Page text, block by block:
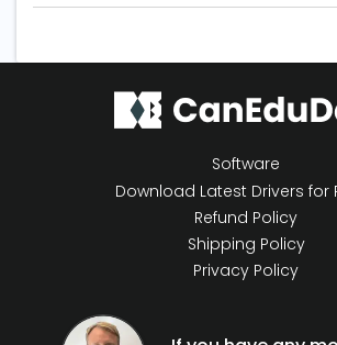
Software
Download Latest Drivers for
Refund Policy
Shipping Policy
Privacy Policy